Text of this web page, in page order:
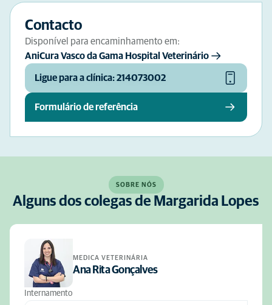
Contacto
Disponível para encaminhamento em:
AniCura Vasco da Gama Hospital Veterinário
Ligue para a clínica: 214073002
Formulário de referência
SOBRE NÓS
Alguns dos colegas de Margarida Lopes
MEDICA VETERINÁRIA
Ana Rita Gonçalves
Internamento